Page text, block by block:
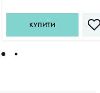
КУПИТИ